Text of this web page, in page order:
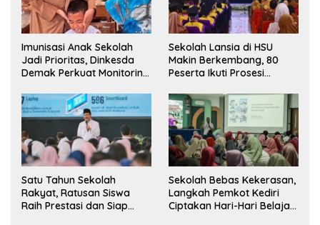
Imunisasi Anak Sekolah
Jadi Prioritas, Dinkesda
Demak Perkuat Monitoring
Sekolah Lansia di HSU
Makin Berkembang, 80
Peserta Ikuti Prosesi
Satu Tahun Sekolah
Rakyat, Ratusan Siswa
Raih Prestasi dan Siap
Sekolah Bebas Kekerasan,
Langkah Pemkot Kediri
Ciptakan Hari-Hari Belajar